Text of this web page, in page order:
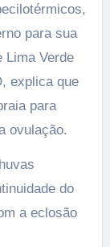
para sua
Lima Verde
explica que
para
ovulação.
do
a eclosão